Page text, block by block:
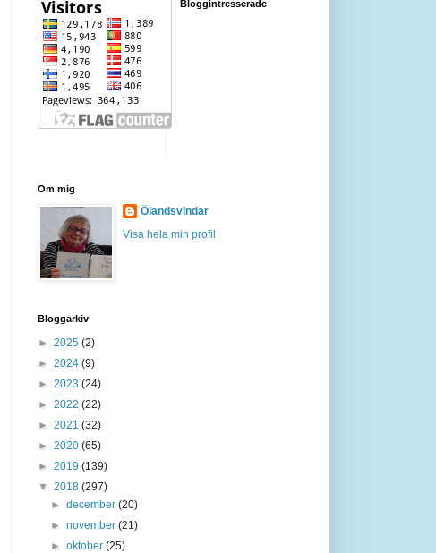
Bloggintresserade
Om mig
Ölandsvindar
Visa hela min profil
Bloggarkiv
► 2025 (2)
► 2024 (9)
► 2023 (24)
► 2022 (22)
► 2021 (32)
► 2020 (65)
► 2019 (139)
▼ 2018 (297)
► december (20)
► november (21)
► oktober (25)